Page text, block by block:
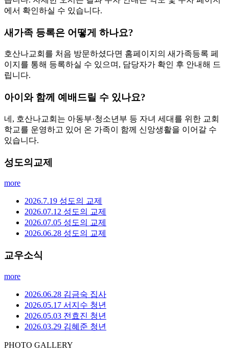
에서 확인하실 수 있습니다.
새가족 등록은 어떻게 하나요?
호산나교회를 처음 방문하셨다면 홈페이지의 새가족등록 페
이지를 통해 등록하실 수 있으며, 담당자가 확인 후 안내해 드
립니다.
아이와 함께 예배드릴 수 있나요?
네, 호산나교회는 아동부·청소년부 등 자녀 세대를 위한 교회
학교를 운영하고 있어 온 가족이 함께 신앙생활을 이어갈 수
있습니다.
성도의교제
more
2026.7.19 성도의 교제
2026.07.12 성도의 교제
2026.07.05 성도의 교제
2026.06.28 성도의 교제
교우소식
more
2026.06.28 김금숙 집사
2026.05.17 서지수 청년
2026.05.03 전효진 청년
2026.03.29 김혜준 청년
PHOTO GALLERY